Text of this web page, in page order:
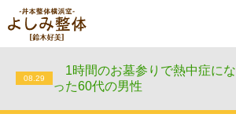
08.29
1時間のお墓参りで熱中症にな
った60代の男性